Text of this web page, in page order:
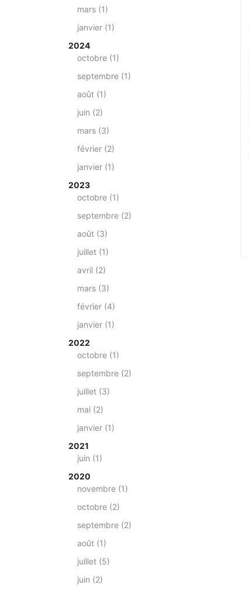
mars (1)
janvier (1)
2024
octobre (1)
septembre (1)
août (1)
juin (2)
mars (3)
février (2)
janvier (1)
2023
octobre (1)
septembre (2)
août (3)
juillet (1)
avril (2)
mars (3)
février (4)
janvier (1)
2022
octobre (1)
septembre (2)
juillet (3)
mai (2)
janvier (1)
2021
juin (1)
2020
novembre (1)
octobre (2)
septembre (2)
août (1)
juillet (5)
juin (2)